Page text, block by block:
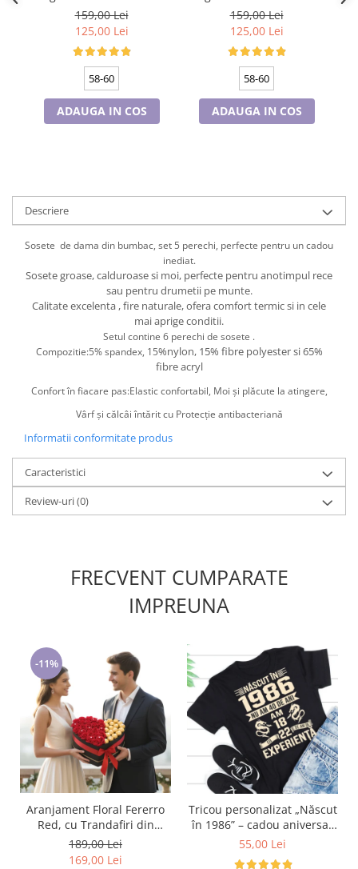
Cadouri pentru Doctori
Cadouri pentru Sfânta Maria
marime 58-60, captuseala
polar, culoare bleomarin
159,00 Lei
125,00 Lei
58-60
ADAUGA IN COS
marime 58-60, captuseala
polar, culoare verde
emerald
159,00 Lei
125,00 Lei
58-60
ADAUGA IN COS
Descriere
Sosete de dama din bumbac, set 5 perechi, perfecte pentru un cadou
inediat.
Sosete groase, calduroase si moi, perfecte pentru anotimpul rece
sau pentru drumetii pe munte.
Calitate excelenta , fire naturale, ofera comfort termic si in cele
mai aprige conditii.
Setul contine 6 perechi de sosete .
Compozitie:5% spandex, 15%nylon, 15% fibre polyester si 65%
fibre acryl
Confort în fiacare pas:Elastic confortabil, Moi și plăcute la atingere,
Vârf și călcâi întărit cu Protecție antibacteriană
Informatii conformitate produs
Caracteristici
Review-uri(0)
FRECVENT CUMPARATE
IMPREUNA
-11%
Aranjament Floral Fererro
Red, cu Trandafiri din
sapun
189,00 Lei
169,00 Lei
Tricou personalizat „Născut
în 1986” – cadou aniversar
cu mesaj amuzant
55,00 Lei